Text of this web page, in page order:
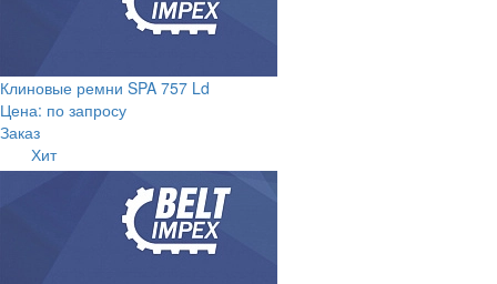
Клиновые ремни SPA 757 Ld
Цена: по запросу
Заказ
Хит